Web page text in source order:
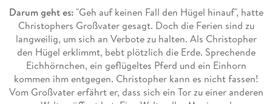
Darum geht es:"Geh auf keinen Fall den Hügel hinauf", hatte
Christophers Großvater gesagt. Doch die Ferien sind zu
langweilig, um sich an Verbote zu halten. Als Christopher
den Hügel erklimmt, bebt plötzlich die Erde. Sprechende
Eichhörnchen, ein geflügeltes Pferd und ein Einhorn
kommen ihm entgegen. Christopher kann es nicht fassen!
Vom Großvater erfährt er, dass sich ein Tor zu einer anderen